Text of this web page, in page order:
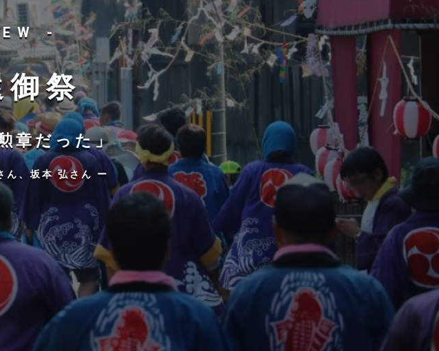
、坂本 弘さん ー
-
御祭
章だった」